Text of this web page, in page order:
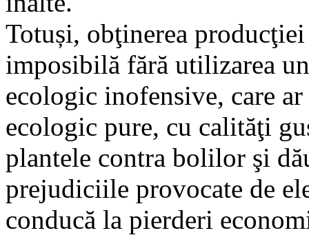
Totuși, obţinerea
imposibilă fără utilizarea
ecologic inofensive, care
ecologic pure, cu calităţi
plantele contra bolilor şi
prejudiciile provocate de
conducă la pierderi